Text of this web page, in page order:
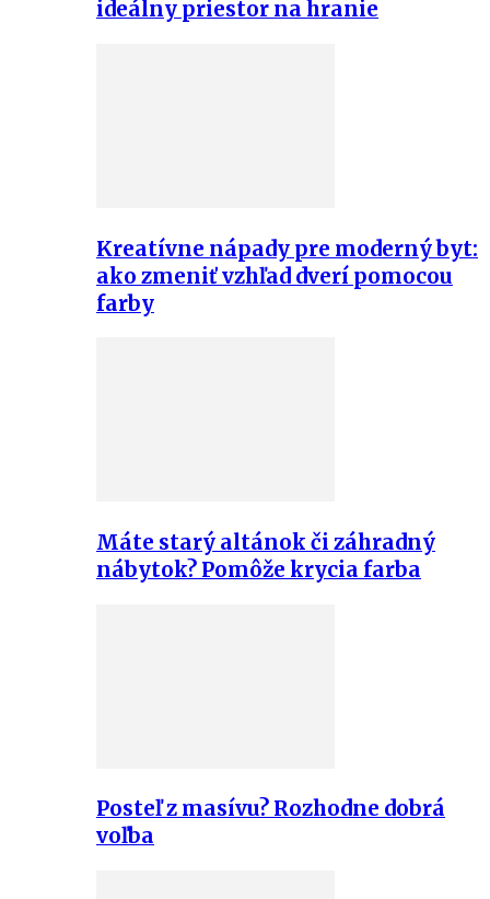
ideálny priestor na hranie
Kreatívne nápady pre moderný byt:
ako zmeniť vzhľad dverí pomocou
farby
Máte starý altánok či záhradný
nábytok? Pomôže krycia farba
Posteľ z masívu? Rozhodne dobrá
voľba